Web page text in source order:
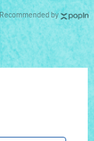
Recommended by